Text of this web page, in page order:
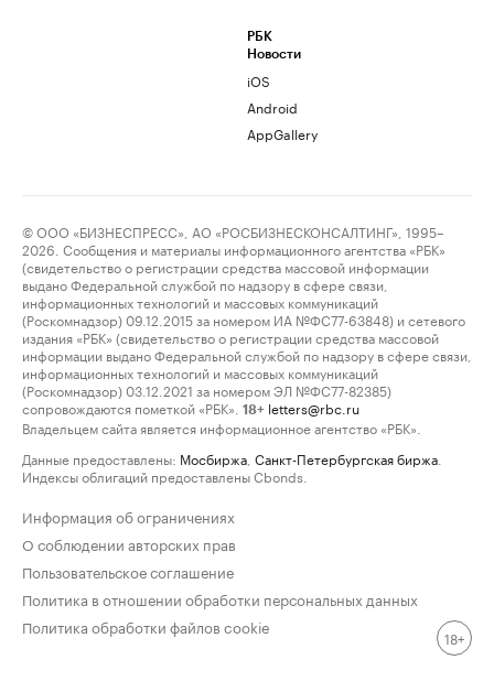
РБК
Новости
iOS
Android
AppGallery
© ООО «БИЗНЕСПРЕСС», АО «РОСБИЗНЕСКОНСАЛТИНГ», 1995–
2026. Сообщения и материалы информационного агентства «РБК»
(свидетельство о регистрации средства массовой информации
выдано Федеральной службой по надзору в сфере связи,
информационных технологий и массовых коммуникаций
(Роскомнадзор) 09.12.2015 за номером ИА №ФС77-63848) и сетевого
издания «РБК» (свидетельство о регистрации средства массовой
информации выдано Федеральной службой по надзору в сфере связи,
информационных технологий и массовых коммуникаций
(Роскомнадзор) 03.12.2021 за номером ЭЛ №ФС77-82385)
сопровождаются пометкой «РБК».
18+ letters@rbc.ru
Владельцем сайта является информационное агентство «РБК».
Данные предоставлены: Мосбиржа Санкт-Петербургская биржа
Индексы облигаций предоставлены Cbonds.
Информация об ограничениях
О соблюдении авторских прав
Пользовательское соглашение
Политика в отношении обработки персональных данных
Политика обработки файлов cookie
18+